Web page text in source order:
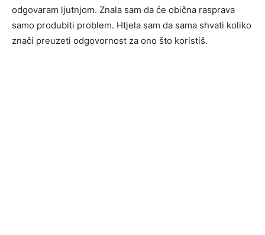
odgovaram ljutnjom. Znala sam da će obična rasprava
samo produbiti problem. Htjela sam da sama shvati koliko
znači preuzeti odgovornost za ono što koristiš.